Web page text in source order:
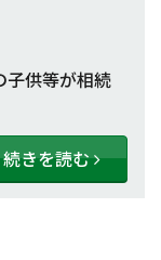
子供等が相続
続きを読む